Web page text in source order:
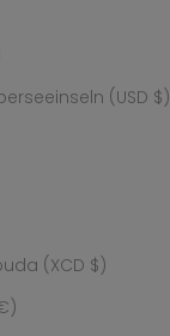
(USD $)
(XCD $)